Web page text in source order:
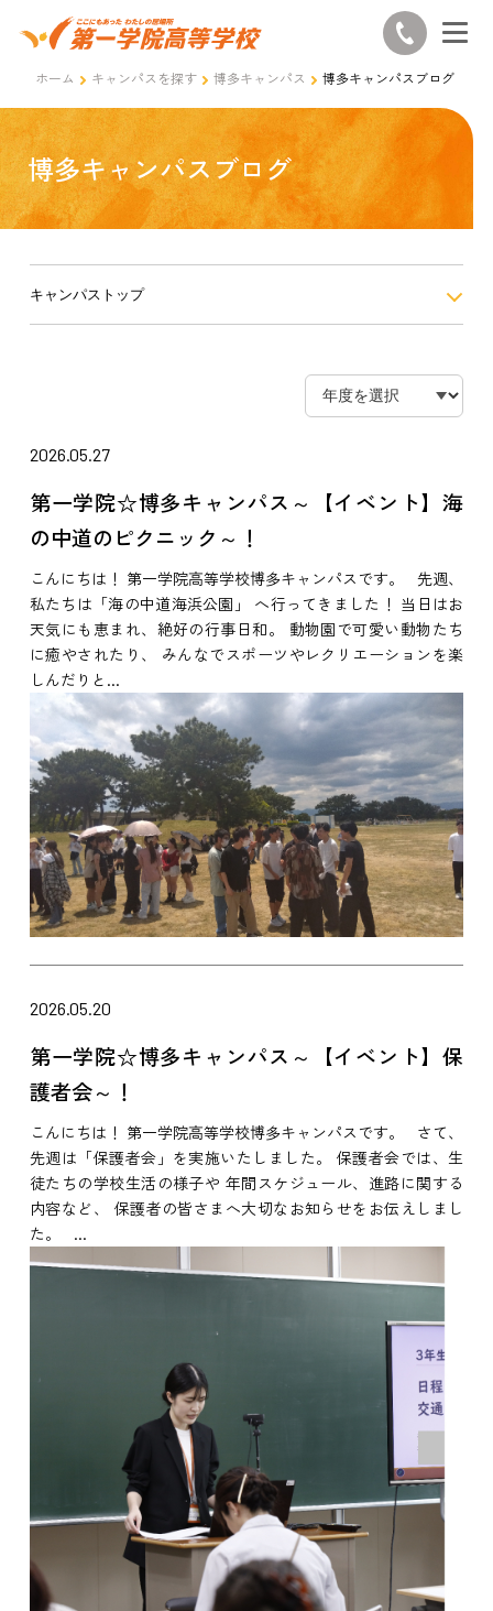
ホーム キャンパスを探す 博多キャンパス 博多キャンパスブログ
博多キャンパスブログ
キャンパストップ
2026.05.27
第一学院☆博多キャンパス～【イベント】海
の中道のピクニック～！
こんにちは！ 第一学院高等学校博多キャンパスです。 先週、
私たちは「海の中道海浜公園」 へ行ってきました！ 当日はお
天気にも恵まれ、絶好の行事日和。 動物園で可愛い動物たち
に癒やされたり、 みんなでスポーツやレクリエーションを楽
しんだりと...
2026.05.20
第一学院☆博多キャンパス～【イベント】保
護者会～！
こんにちは！ 第一学院高等学校博多キャンパスです。 さて、
先週は「保護者会」を実施いたしました。 保護者会では、生
徒たちの学校生活の様子や 年間スケジュール、進路に関する
内容など、 保護者の皆さまへ大切なお知らせをお伝えしまし
た。 ...